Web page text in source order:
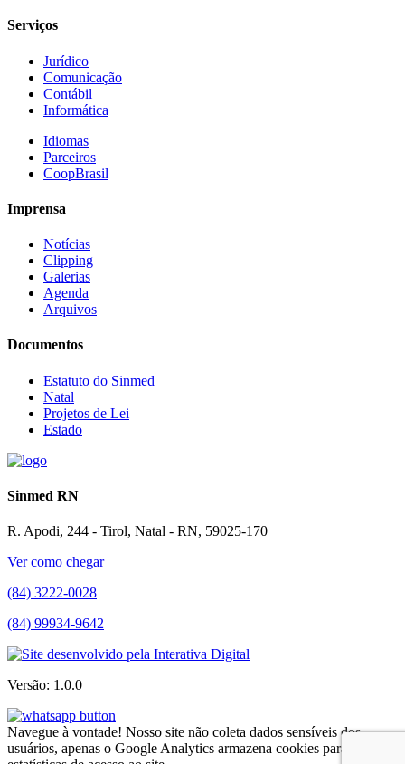
Serviços
Jurídico
Comunicação
Contábil
Informática
Idiomas
Parceiros
CoopBrasil
Imprensa
Notícias
Clipping
Galerias
Agenda
Arquivos
Documentos
Estatuto do Sinmed
Natal
Projetos de Lei
Estado
Sinmed RN
R. Apodi, 244 - Tirol, Natal - RN, 59025-170
Ver como chegar
(84) 3222-0028
(84) 99934-9642
Versão: 1.0.0
Navegue à vontade! Nosso site não coleta dados sensíveis dos
usuários, apenas o Google Analytics armazena cookies para